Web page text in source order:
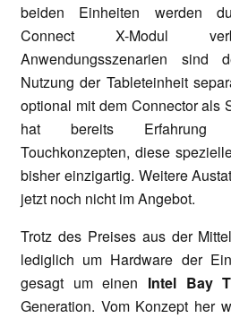
beiden Einheiten werden
Connect X-Modul
Anwendungsszenarien sind
Nutzung der Tableteinheit
optional mit dem Connector als
hat bereits Erfahrung
Touchkonzepten, diese
bisher einzigartig. Weitere
jetzt noch nicht im Angebot.
Trotz des Preises aus der
lediglich um Hardware der
gesagt um einen Intel Bay
Generation. Vom Konzept her